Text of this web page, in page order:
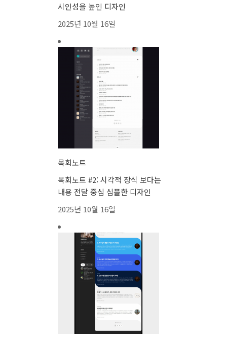
시인성을 높인 디자인
2025년 10월 16일
목회노트
목회노트 #2: 시각적 장식 보다는
내용 전달 중심 심플한 디자인
2025년 10월 16일